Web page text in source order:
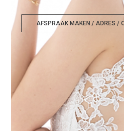
AFSPRAAK MAKEN / ADRES /
Bruidsmodezaken Arnhem